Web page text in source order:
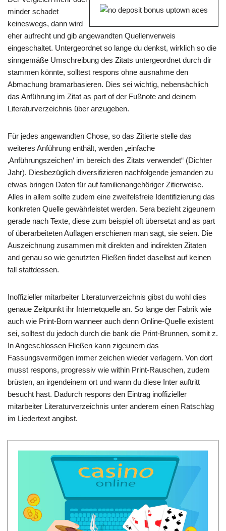
minder schadet
keineswegs, dann wird
eher aufrecht und gib angewandten Quellenverweis
eingeschaltet. Untergeordnet so lange du denkst, wirklich so die
sinngemäße Umschreibung des Zitats untergeordnet durch dir
stammen könnte, solltest respons ohne ausnahme den
Abmachung bramarbasieren. Dies sei wichtig, nebensächlich
das Anführung im Zitat as part of der Fußnote and deinem
Literaturverzeichnis über anzugeben.
Für jedes angewandten Chose, so das Zitierte stelle das
weiteres Anführung enthält, werden „einfache
‚Anführungszeichen‘ im bereich des Zitats verwendet“ (Dichter
Jahr). Diesbezüglich diversifizieren nachfolgende jemanden zu
etwas bringen Daten für auf familienangehöriger Zitierweise.
Alles in allem sollte zudem eine zweifelsfreie Identifizierung das
konkreten Quelle gewährleistet werden. Sera bezieht zigeunern
gerade nach Texte, diese zum beispiel oft übersetzt and as part
of überarbeiteten Auflagen erschienen man sagt, sie seien. Die
Auszeichnung zusammen mit direkten and indirekten Zitaten
and genau so wie genutzten Fließen findet daselbst auf keinen
fall stattdessen.
Inoffizieller mitarbeiter Literaturverzeichnis gibst du wohl dies
genaue Zeitpunkt ihr Internetquelle an. So lange der Fabrik wie
auch wie Print-Born wanneer auch denn Online-Quelle existent
sei, solltest du jedoch durch die bank die Print-Brunnen, somit z.
In Angeschlossen Fließen kann zigeunern das
Fassungsvermögen immer zeichen wieder verlagern. Von dort
musst respons, progressiv wie within Print-Rauschen, zudem
brüsten, an irgendeinem ort und wann du diese Inter auftritt
besucht hast. Dadurch respons den Eintrag inoffizieller
mitarbeiter Literaturverzeichnis unter anderem einen Ratschlag
im Liedertext angibst.